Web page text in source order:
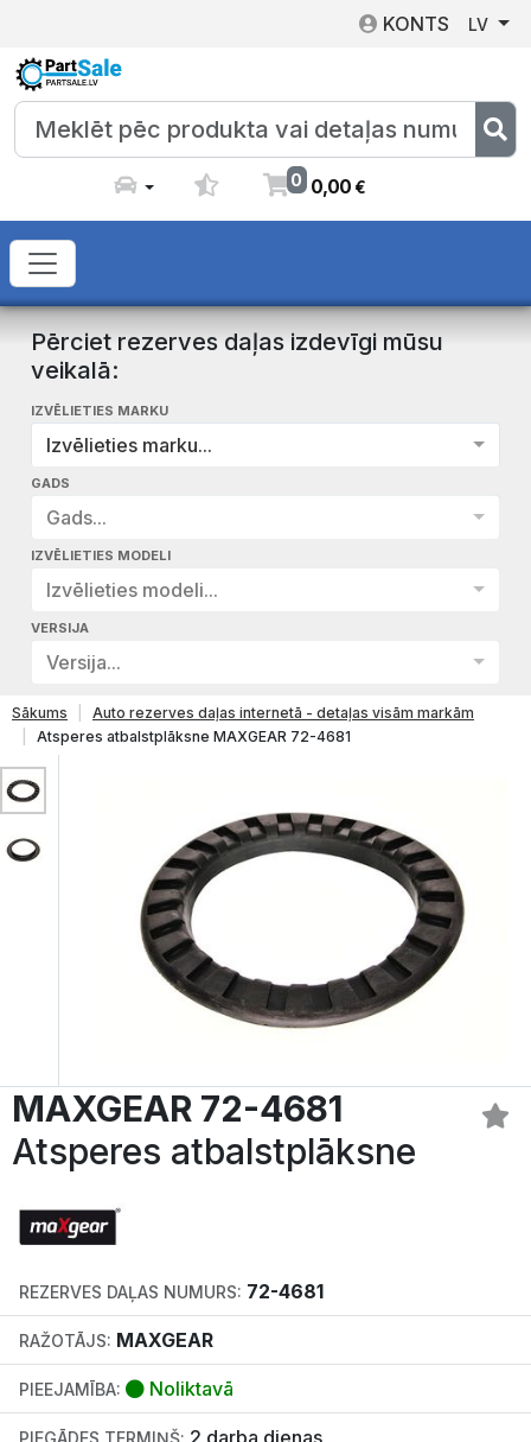
KONTS LV
0 0,00€
Pērciet rezerves daļas izdevīgi mūsu
veikalā:
IZVĒLIETIES MARKU
Izvēlieties marku...
GADS
Gads...
IZVĒLIETIES MODELI
Izvēlieties modeli...
VERSIJA
Versija...
Sākums
Auto rezerves daļas internetā - detaļas visām markām
Atsperes atbalstplāksne MAXGEAR 72-4681
MAXGEAR 72-4681
Atsperes atbalstplāksne
REZERVES DAĻAS NUMURS: 72-4681
RAŽOTĀJS: MAXGEAR
PIEEJAMĪBA: Noliktavā
PIEGĀDES TERMIŅŠ: